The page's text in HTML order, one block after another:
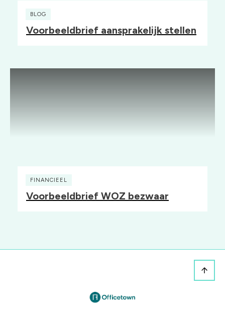
BLOG
Voorbeeldbrief aansprakelijk stellen
FINANCIEEL
Voorbeeldbrief WOZ bezwaar